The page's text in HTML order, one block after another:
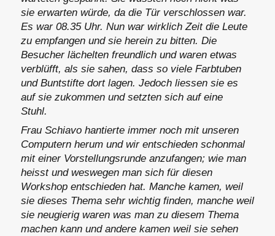
sie erwarten würde, da die Tür verschlossen war.
Es war 08.35 Uhr. Nun war wirklich Zeit die Leute
zu empfangen und sie herein zu bitten. Die
Besucher lächelten freundlich und waren etwas
verblüfft, als sie sahen, dass so viele Farbtuben
und Buntstifte dort lagen. Jedoch liessen sie es
auf sie zukommen und setzten sich auf eine
Stuhl.
Frau Schiavo hantierte immer noch mit unseren
Computern herum und wir entschieden schonmal
mit einer Vorstellungsrunde anzufangen; wie man
heisst und weswegen man sich für diesen
Workshop entschieden hat. Manche kamen, weil
sie dieses Thema sehr wichtig finden, manche weil
sie neugierig waren was man zu diesem Thema
machen kann und andere kamen weil sie sehen